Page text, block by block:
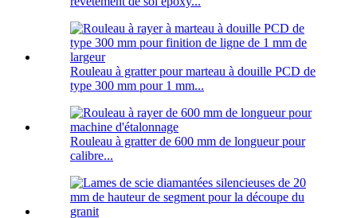
Rouleau à gratter pour marteau à douille PCD de
type 300 mm pour 1 mm...
Rouleau à gratter de 600 mm de longueur pour
calibre...